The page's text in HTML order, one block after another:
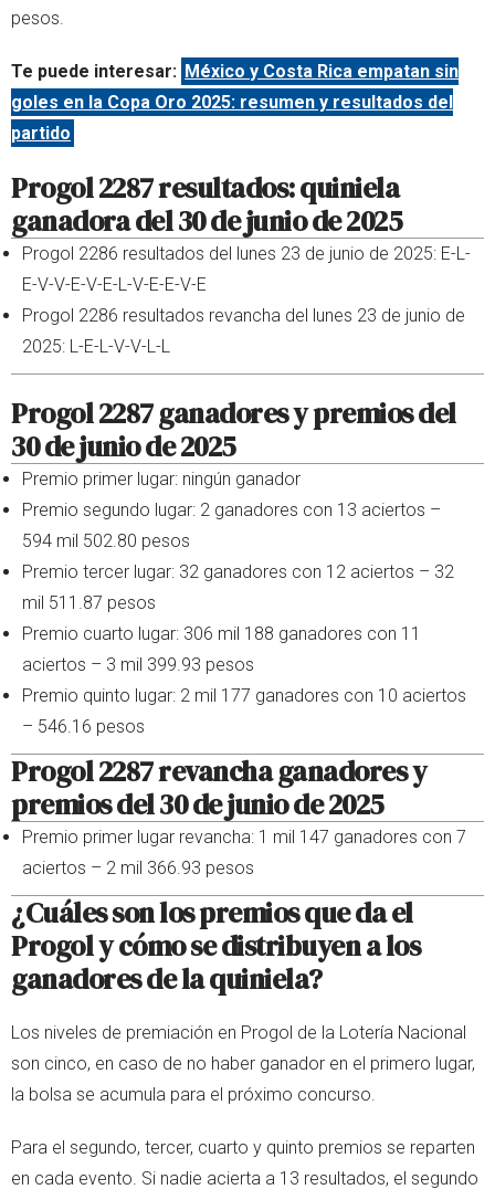
pesos.
Te puede interesar: México y Costa Rica empatan sin
goles en la Copa Oro 2025: resumen y resultados del
partido
Progol 2287 resultados: quiniela
ganadora del 30 de junio de 2025
Progol 2286 resultados del lunes 23 de junio de 2025: E-L-
E-V-V-E-V-E-L-V-E-E-V-E
Progol 2286 resultados revancha del lunes 23 de junio de
2025: L-E-L-V-V-L-L
Progol 2287 ganadores y premios del
30 de junio de 2025
Premio primer lugar: ningún ganador
Premio segundo lugar: 2 ganadores con 13 aciertos –
594 mil 502.80 pesos
Premio tercer lugar: 32 ganadores con 12 aciertos – 32
mil 511.87 pesos
Premio cuarto lugar: 306 mil 188 ganadores con 11
aciertos – 3 mil 399.93 pesos
Premio quinto lugar: 2 mil 177 ganadores con 10 aciertos
– 546.16 pesos
Progol 2287 revancha ganadores y
premios del 30 de junio de 2025
Premio primer lugar revancha: 1 mil 147 ganadores con 7
aciertos – 2 mil 366.93 pesos
¿Cuáles son los premios que da el
Progol y cómo se distribuyen a los
ganadores de la quiniela?
Los niveles de premiación en Progol de la Lotería Nacional
son cinco, en caso de no haber ganador en el primero lugar,
la bolsa se acumula para el próximo concurso.
Para el segundo, tercer, cuarto y quinto premios se reparten
en cada evento. Si nadie acierta a 13 resultados, el segundo